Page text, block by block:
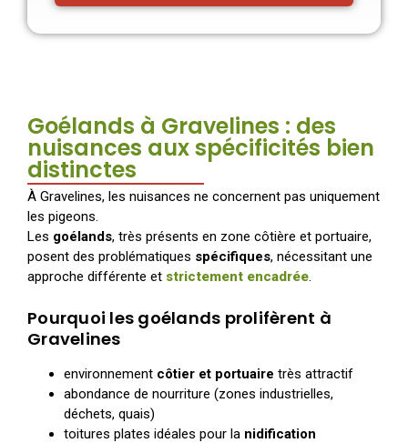
Goélands à Gravelines : des
nuisances aux spécificités bien
distinctes
À Gravelines, les nuisances ne concernent pas uniquement
les pigeons.
Les goélands, très présents en zone côtière et portuaire,
posent des problématiques spécifiques, nécessitant une
approche différente et strictement encadrée.
Pourquoi les goélands prolifèrent à
Gravelines
environnement côtier et portuaire très attractif
abondance de nourriture (zones industrielles,
déchets, quais)
toitures plates idéales pour la nidification